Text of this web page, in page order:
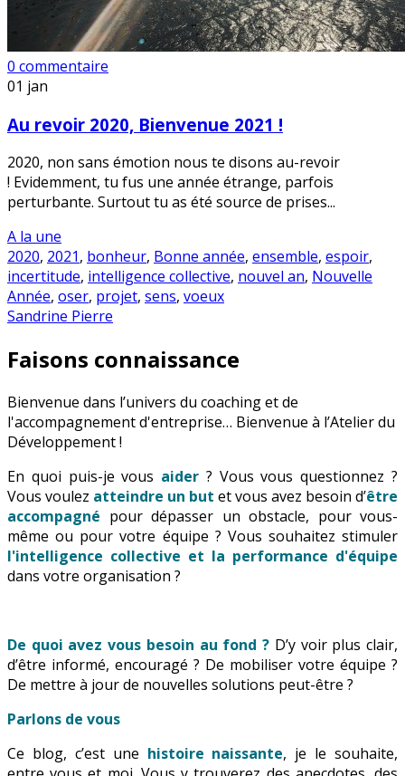
0 commentaire
01 jan
Au revoir 2020, Bienvenue 2021 !
2020, non sans émotion nous te disons au-revoir
! Evidemment, tu fus une année étrange, parfois
perturbante. Surtout tu as été source de prises...
A la une
2020, 2021, bonheur, Bonne année, ensemble, espoir,
incertitude, intelligence collective, nouvel an, Nouvelle
Année, oser, projet, sens, voeux
Sandrine Pierre
Faisons connaissance
Bienvenue dans l’univers du coaching et de
l'accompagnement d'entreprise… Bienvenue à l’Atelier du
Développement !
En quoi puis-je vous aider ? Vous vous questionnez ?
Vous voulez atteindre un but et vous avez besoin d’être
accompagné pour dépasser un obstacle, pour vous-
même ou pour votre équipe ? Vous souhaitez stimuler
l'intelligence collective et la performance d'équipe
dans votre organisation ?
De quoi avez vous besoin au fond ? D’y voir plus clair,
d’être informé, encouragé ? De mobiliser votre équipe ?
De mettre à jour de nouvelles solutions peut-être ?
Parlons de vous
Ce blog, c’est une histoire naissante, je le souhaite,